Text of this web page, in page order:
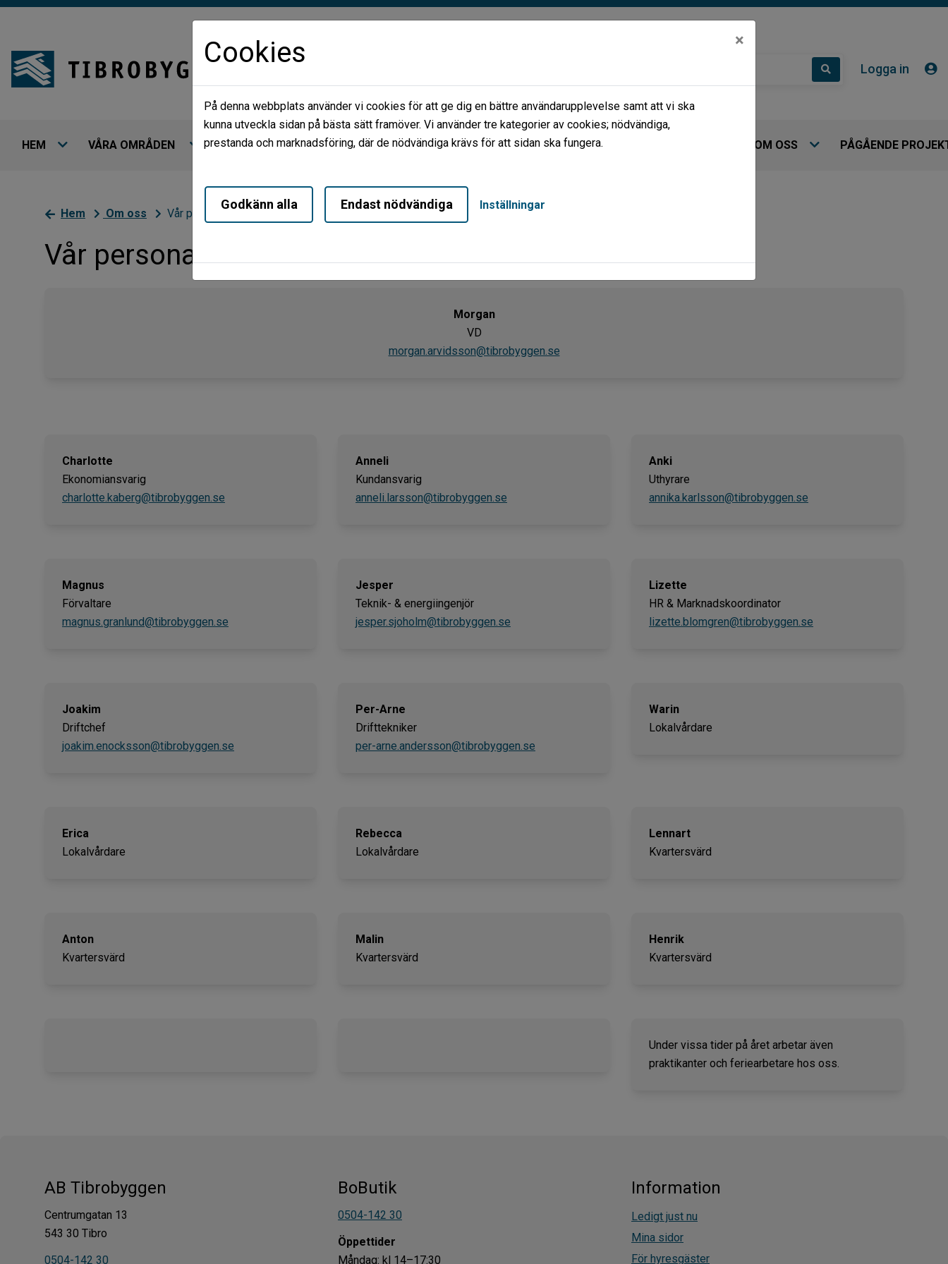
Logga in
HEM VÅRA OMRÅDEN LEDIGT JUST NU LEDIGA LOKALER BLI HYRESGÄST OM OSS PÅGÅENDE
Hem Om oss Vår personal
Vår personal
Morgan
VD
morgan.arvidsson@tibrobyggen.se
Charlotte
Ekonomiansvarig
charlotte.kaberg@tibrobyggen.se
Anneli
Kundansvarig
anneli.larsson@tibrobyggen.se
Anki
Uthyrare
annika.karlsson@tibrobyggen.se
Magnus
Förvaltare
magnus.granlund@tibrobyggen.se
Jesper
Teknik- & energiingenjör
jesper.sjoholm@tibrobyggen.se
Lizette
HR & Marknadskoordinator
lizette.blomgren@tibrobyggen.se
Joakim
Driftchef
joakim.enocksson@tibrobyggen.se
Per-Arne
Drifttekniker
per-arne.andersson@tibrobyggen.se
Warin
Lokalvårdare
Erica
Lokalvårdare
Rebecca
Lokalvårdare
Lennart
Kvartersvärd
Anton
Kvartersvärd
Malin
Kvartersvärd
Henrik
Kvartersvärd
Under vissa tider på året arbetar även
praktikanter och feriearbetare hos oss.
AB Tibrobyggen
Centrumgatan 13
543 30 Tibro
0504-142 30
BoButik
0504-142 30
Öppettider
Måndag: kl 14–17:30
Information
Ledigt just nu
Mina sidor
För hyresgäster
Cookies ×
På denna webbplats använder vi cookies för att ge dig en bättre användarupplevelse samt att vi ska
kunna utveckla sidan på bästa sätt framöver. Vi använder tre kategorier av cookies; nödvändiga,
prestanda och marknadsföring, där de nödvändiga krävs för att sidan ska fungera.
Godkänn alla Endast nödvändiga Inställningar